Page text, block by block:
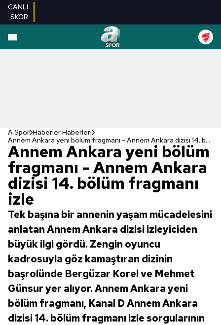
CANLI
SKOR
A Spor Haberler Haberleri
Annem Ankara yeni bölüm fragmanı - Annem Ankara dizisi 14. bölüm fragmanı izle
Annem Ankara yeni bölüm
fragmanı - Annem Ankara
dizisi 14. bölüm fragmanı
izle
Tek başına bir annenin yaşam mücadelesini
anlatan Annem Ankara dizisi izleyiciden
büyük ilgi gördü. Zengin oyuncu
kadrosuyla göz kamaştıran dizinin
başrolünde Bergüzar Korel ve Mehmet
Günsur yer alıyor. Annem Ankara yeni
bölüm fragmanı, Kanal D Annem Ankara
dizisi 14. bölüm fragmanı izle sorgularının